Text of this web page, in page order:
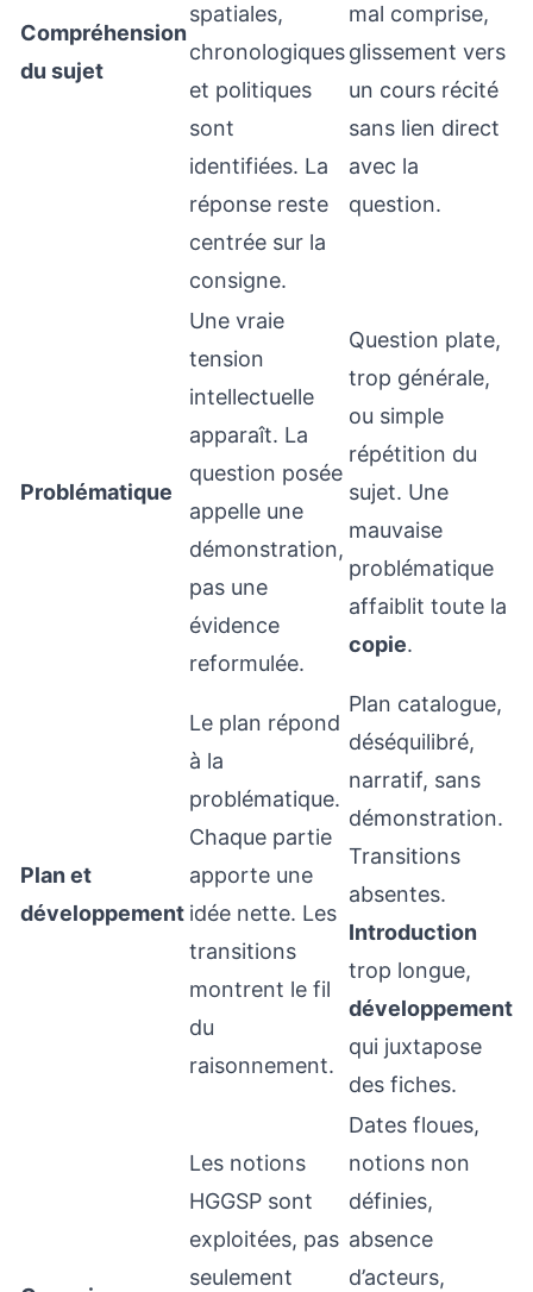
Compréhension
du sujet
spatiales,
chronologiques
et politiques
sont
identifiées. La
réponse reste
centrée sur la
consigne.
mal comprise,
glissement vers
un cours récité
sans lien direct
avec la
question.
Problématique
Une vraie
tension
intellectuelle
apparaît. La
question posée
appelle une
démonstration,
pas une
évidence
reformulée.
Question plate,
trop générale,
ou simple
répétition du
sujet. Une
mauvaise
problématique
affaiblit toute la
copie.
Plan et
développement
Le plan répond
à la
problématique.
Chaque partie
apporte une
idée nette. Les
transitions
montrent le fil
du
raisonnement.
Plan catalogue,
déséquilibré,
narratif, sans
démonstration.
Transitions
absentes.
Introduction
trop longue,
développement
qui juxtapose
des fiches.
Les notions
HGGSP sont
exploitées, pas
seulement
Dates floues,
notions non
définies,
absence
d’acteurs,